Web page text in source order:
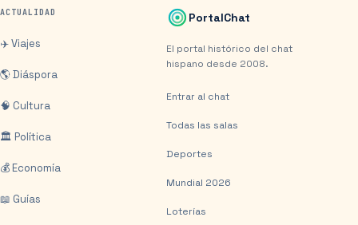
ACTUALIDAD
✈️ Viajes
🌎 Diáspora
🧠 Cultura
🏛️ Política
💰 Economía
📖 Guías
PortalChat
El portal histórico del chat
hispano desde 2008.
Entrar al chat
Todas las salas
Deportes
Mundial 2026
Loterías